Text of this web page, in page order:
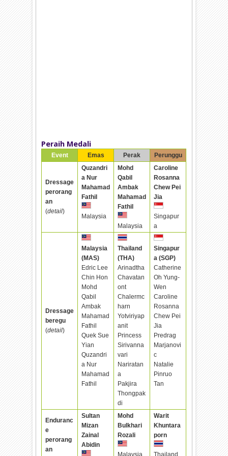
Peraih Medali
Event Emas Perak Perunggu
Dressage
perorang
an
(detail)
Quzandri
a Nur
Mahamad
Fathil
Malaysia
Mohd
Qabil
Ambak
Mahamad
Fathil
Malaysia
Caroline
Rosanna
Chew Pei
Jia
Singapur
a
Dressage
beregu
(detail)
Malaysia
(MAS)
Edric Lee
Chin Hon
Mohd
Qabil
Ambak
Mahamad
Fathil
Quek Sue
Yian
Quzandri
a Nur
Mahamad
Fathil
Thailand
(THA)
Arinadtha
Chavatan
ont
Chalermc
harn
Yotviriyap
anit
Princess
Sirivanna
vari
Nariratan
a
Pakjira
Thongpak
di
Singapur
a (SGP)
Catherine
Oh Yung-
Wen
Caroline
Rosanna
Chew Pei
Jia
Predrag
Marjanovi
c
Natalie
Pinruo
Tan
Enduranc
e
perorang
an
Sultan
Mizan
Zainal
Abidin
Mohd
Bulkhari
Rozali
Malaysia
Warit
Khuntara
porn
Thailand